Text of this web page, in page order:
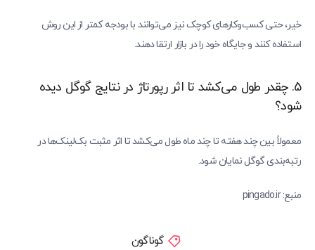
خیر، حتی کسب‌وکارهای کوچک نیز می‌توانند با بودجه کمتر از این روش
استفاده کنند و جایگاه خود را در بازار ارتقا دهند.
5. چقدر طول می‌کشد تا اثر رپورتاژ در نتایج گوگل دیده
شود؟
معمولاً بین چند هفته تا چند ماه طول می‌کشد تا اثر مثبت بک‌لینک‌ها در
رتبه‌بندی گوگل نمایان شود.
منبع: pingado.ir
گوناگون